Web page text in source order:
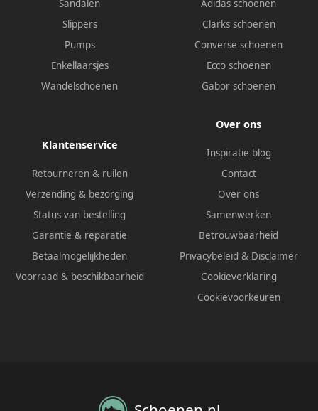
Sandalen
Slippers
Pumps
Enkellaarsjes
Wandelschoenen
Adidas schoenen
Clarks schoenen
Converse schoenen
Ecco schoenen
Gabor schoenen
Klantenservice
Retourneren & ruilen
Verzending & bezorging
Status van bestelling
Garantie & reparatie
Betaalmogelijkheden
Voorraad & beschikbaarheid
Over ons
Inspiratie blog
Contact
Over ons
Samenwerken
Betrouwbaarheid
Privacybeleid & Disclaimer
Cookieverklaring
Cookievoorkeuren